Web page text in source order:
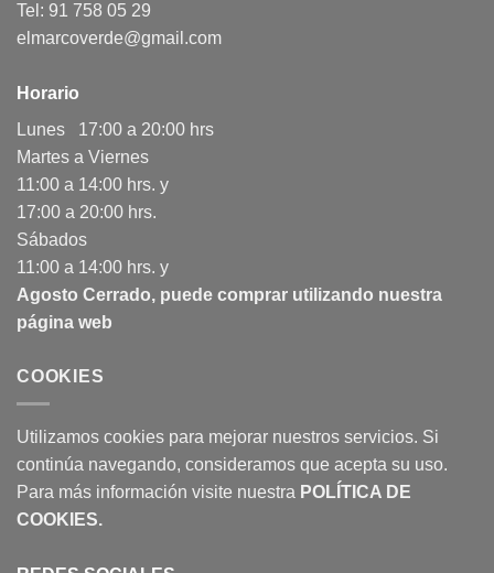
Tel: 91 758 05 29
elmarcoverde@gmail.com
Horario
Lunes 17:00 a 20:00 hrs
Martes a Viernes
11:00 a 14:00 hrs. y
17:00 a 20:00 hrs.
Sábados
11:00 a 14:00 hrs. y
Agosto Cerrado, puede comprar utilizando nuestra
página web
COOKIES
Utilizamos cookies para mejorar nuestros servicios. Si
continúa navegando, consideramos que acepta su uso.
Para más información visite nuestra POLÍTICA DE
COOKIES.